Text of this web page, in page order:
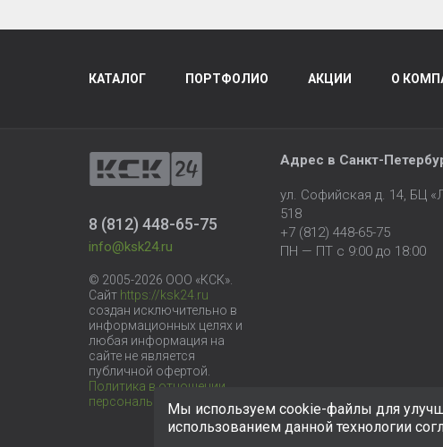
КАТАЛОГ ПОРТФОЛИО АКЦИИ О
8 (812) 448-65-75
info@ksk24.ru
© 2005-2026 ООО «КСК».
Сайт https://ksk24.ru
создан исключительно в
информационных целях и
любая информация на
сайте не является
публичной офертой.
Политика в отношении
персональных данных
Адрес в Санкт-
ул. Софийская д. 14, БЦ
518
+7 (812) 448-65-75
ПН — ПТ с 9:00 до 18:00
Мы используем cookie-файлы для
использованием данной технологии